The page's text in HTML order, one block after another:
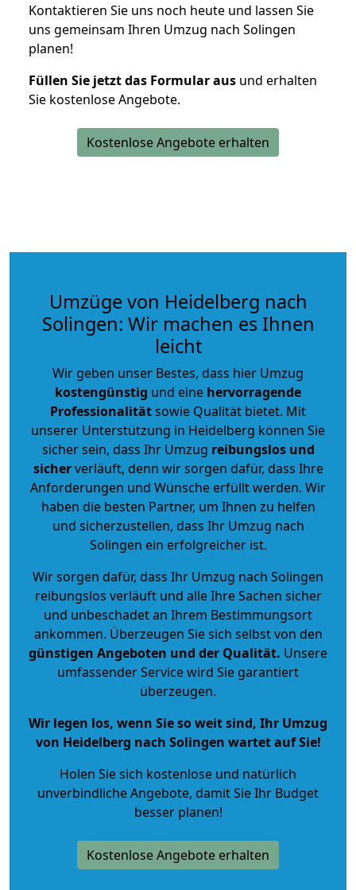
Kontaktieren Sie uns noch heute und lassen Sie
uns gemeinsam Ihren Umzug nach Solingen
planen!
Füllen Sie jetzt das Formular aus und erhalten
Sie kostenlose Angebote.
Kostenlose Angebote erhalten
Umzüge von Heidelberg nach
Solingen: Wir machen es Ihnen
leicht
Wir geben unser Bestes, dass hier Umzug
kostengünstig und eine hervorragende
Professionalitätsowie Qualität bietet. Mit
unserer Unterstützung in Heidelberg können Sie
sicher sein, dass Ihr Umzug reibungslos und
sicherverläuft, denn wir sorgen dafür, dass Ihre
Anforderungen und Wünsche erfüllt werden. Wir
haben die besten Partner, um Ihnen zu helfen
und sicherzustellen, dass Ihr Umzug nach
Solingen ein erfolgreicher ist.
Wir sorgen dafür, dass Ihr Umzug nach Solingen
reibungslos verläuft und alle Ihre Sachen sicher
und unbeschadet an Ihrem Bestimmungsort
ankommen. Überzeugen Sie sich selbst von den
günstigen Angeboten und der Qualität. Unsere
umfassender Service wird Sie garantiert
überzeugen.
Wir legen los, wenn Sie so weit sind, Ihr Umzug
von Heidelberg nach Solingen wartet auf Sie!
Holen Sie sich kostenlose und natürlich
unverbindliche Angebote, damit Sie Ihr Budget
besser planen!
Kostenlose Angebote erhalten